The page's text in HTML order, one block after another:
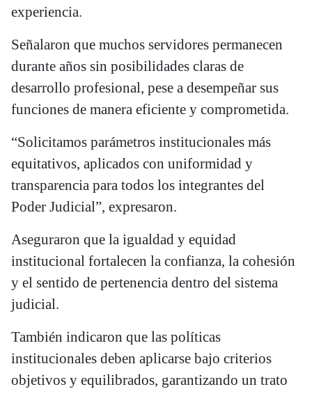
experiencia.
Señalaron que muchos servidores permanecen
durante años sin posibilidades claras de
desarrollo profesional, pese a desempeñar sus
funciones de manera eficiente y comprometida.
“Solicitamos parámetros institucionales más
equitativos, aplicados con uniformidad y
transparencia para todos los integrantes del
Poder Judicial”, expresaron.
Aseguraron que la igualdad y equidad
institucional fortalecen la confianza, la cohesión
y el sentido de pertenencia dentro del sistema
judicial.
También indicaron que las políticas
institucionales deben aplicarse bajo criterios
objetivos y equilibrados, garantizando un trato